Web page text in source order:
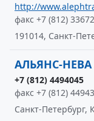
http://
факс +7 (812)
191014, Санкт-
АЛЬЯНС-НЕВА
+7 (812) 4494045
факс +7 (812)
Санкт-Петербург,